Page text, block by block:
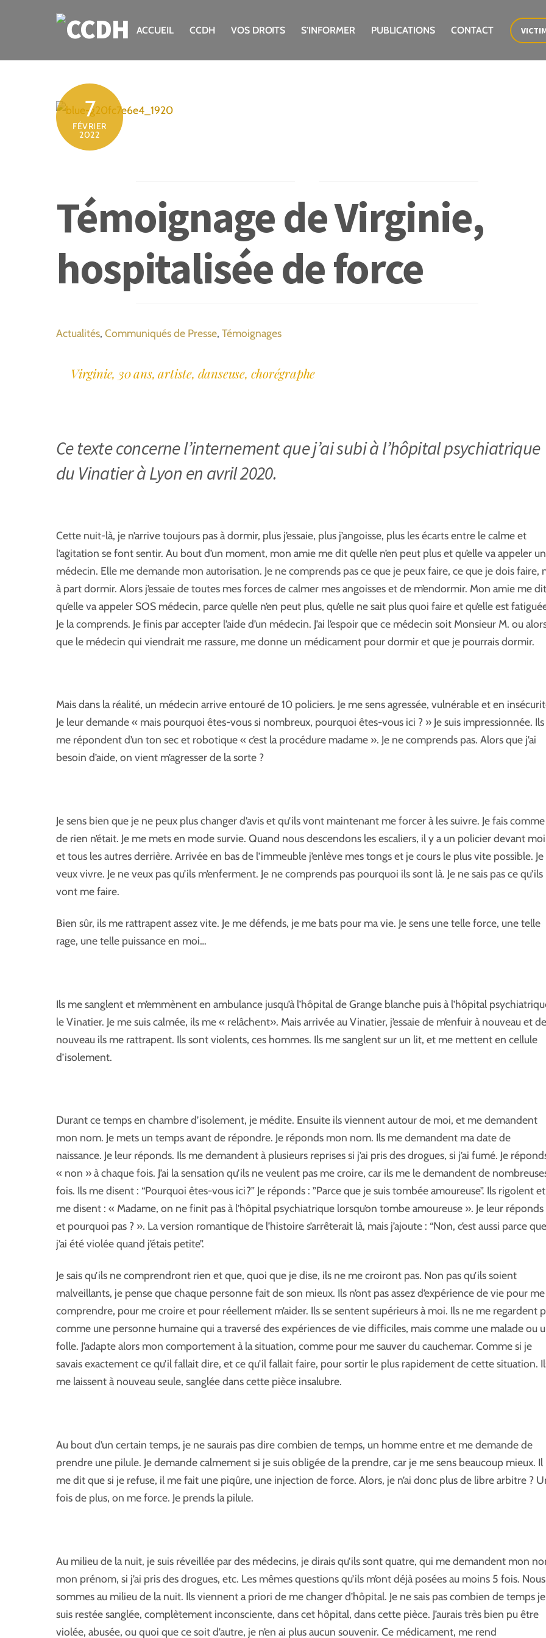
ACCUEIL CCDH VOS DROITS S’INFORMER PUBLICATIONS CONTACT
7
FÉVRIER
2022
Témoignage de Virginie,
hospitalisée de force
Actualités, Communiqués de Presse, Témoignages
Virginie, 30 ans, artiste, danseuse, chorégraphe
Ce texte concerne l’internement que j’ai subi à l’hôpital psychiatrique
du Vinatier à Lyon en avril 2020.
Cette nuit-là, je n’arrive toujours pas à dormir, plus j’essaie, plus j’angoisse, plus les écarts entre le calme et
l’agitation se font sentir. Au bout d’un moment, mon amie me dit qu’elle n’en peut plus et qu’elle va appeler un
médecin. Elle me demande mon autorisation. Je ne comprends pas ce que je peux faire, ce que je dois faire,
à part dormir. Alors j’essaie de toutes mes forces de calmer mes angoisses et de m’endormir. Mon amie me dit
qu’elle va appeler SOS médecin, parce qu’elle n’en peut plus, qu’elle ne sait plus quoi faire et qu’elle est
Je la comprends. Je finis par accepter l’aide d’un médecin. J’ai l’espoir que ce médecin soit Monsieur M. ou
que le médecin qui viendrait me rassure, me donne un médicament pour dormir et que je pourrais dormir.
Mais dans la réalité, un médecin arrive entouré de 10 policiers. Je me sens agressée, vulnérable et en
Je leur demande « mais pourquoi êtes-vous si nombreux, pourquoi êtes-vous ici ? » Je suis impressionnée. Ils
me répondent d’un ton sec et robotique « c’est la procédure madame ». Je ne comprends pas. Alors que j’ai
besoin d’aide, on vient m’agresser de la sorte ?
Je sens bien que je ne peux plus changer d’avis et qu’ils vont maintenant me forcer à les suivre. Je fais comme
de rien n’était. Je me mets en mode survie. Quand nous descendons les escaliers, il y a un policier devant
et tous les autres derrière. Arrivée en bas de l’immeuble j’enlève mes tongs et je cours le plus vite possible. Je
veux vivre. Je ne veux pas qu’ils m’enferment. Je ne comprends pas pourquoi ils sont là. Je ne sais pas ce qu’ils
vont me faire.
Bien sûr, ils me rattrapent assez vite. Je me défends, je me bats pour ma vie. Je sens une telle force, une telle
rage, une telle puissance en moi…
Ils me sanglent et m’emmènent en ambulance jusqu’à l’hôpital de Grange blanche puis à l’hôpital
le Vinatier. Je me suis calmée, ils me « relâchent». Mais arrivée au Vinatier, j’essaie de m’enfuir à nouveau et de
nouveau ils me rattrapent. Ils sont violents, ces hommes. Ils me sanglent sur un lit, et me mettent en cellule
d’isolement.
Durant ce temps en chambre d’isolement, je médite. Ensuite ils viennent autour de moi, et me demandent
mon nom. Je mets un temps avant de répondre. Je réponds mon nom. Ils me demandent ma date de
naissance. Je leur réponds. Ils me demandent à plusieurs reprises si j’ai pris des drogues, si j’ai fumé. Je
« non » à chaque fois. J’ai la sensation qu’ils ne veulent pas me croire, car ils me le demandent de
fois. Ils me disent : “Pourquoi êtes-vous ici?” Je réponds : ”Parce que je suis tombée amoureuse”. Ils rigolent et
me disent : « Madame, on ne finit pas à l’hôpital psychiatrique lorsqu’on tombe amoureuse ». Je leur réponds
et pourquoi pas ? ». La version romantique de l’histoire s’arrêterait là, mais j’ajoute : “Non, c’est aussi parce que
j’ai été violée quand j’étais petite”.
Je sais qu’ils ne comprendront rien et que, quoi que je dise, ils ne me croiront pas. Non pas qu’ils soient
malveillants, je pense que chaque personne fait de son mieux. Ils n’ont pas assez d’expérience de vie pour me
comprendre, pour me croire et pour réellement m’aider. Ils se sentent supérieurs à moi. Ils ne me regardent
comme une personne humaine qui a traversé des expériences de vie difficiles, mais comme une malade ou
folle. J’adapte alors mon comportement à la situation, comme pour me sauver du cauchemar. Comme si je
savais exactement ce qu’il fallait dire, et ce qu’il fallait faire, pour sortir le plus rapidement de cette situation.
me laissent à nouveau seule, sanglée dans cette pièce insalubre.
Au bout d’un certain temps, je ne saurais pas dire combien de temps, un homme entre et me demande de
prendre une pilule. Je demande calmement si je suis obligée de la prendre, car je me sens beaucoup mieux. Il
me dit que si je refuse, il me fait une piqûre, une injection de force. Alors, je n’ai donc plus de libre arbitre ?
fois de plus, on me force. Je prends la pilule.
Au milieu de la nuit, je suis réveillée par des médecins, je dirais qu’ils sont quatre, qui me demandent mon
mon prénom, si j’ai pris des drogues, etc. Les mêmes questions qu’ils m’ont déjà posées au moins 5 fois. Nous
sommes au milieu de la nuit. Ils viennent a priori de me changer d’hôpital. Je ne sais pas combien de temps je
suis restée sanglée, complètement inconsciente, dans cet hôpital, dans cette pièce. J’aurais très bien pu être
violée, abusée, ou quoi que ce soit d’autre, je n’en ai plus aucun souvenir. Ce médicament, me rend